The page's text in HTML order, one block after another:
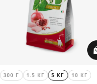
300 Г 1.5 КГ 5 КГ 10 КГ